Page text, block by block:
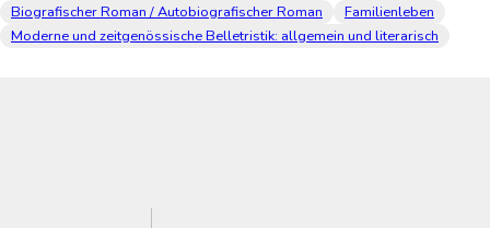
Biografischer Roman / Autobiografischer Roman
Familienleben
Moderne und zeitgenössische Belletristik: allgemein und literarisch